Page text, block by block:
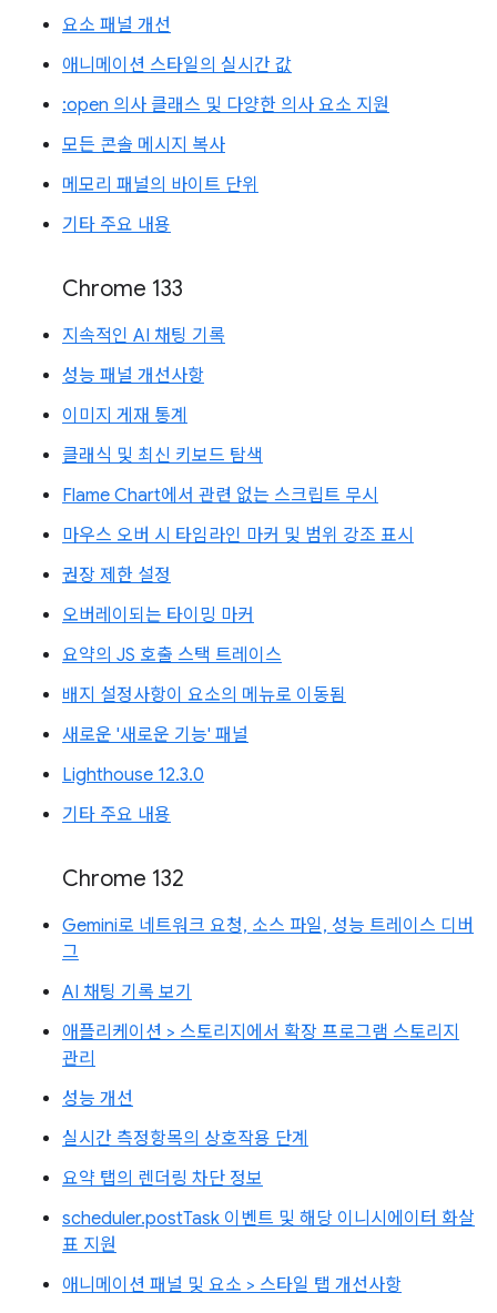
요소 패널 개선
애니메이션 스타일의 실시간 값
:open 의사 클래스 및 다양한 의사 요소 지원
모든 콘솔 메시지 복사
메모리 패널의 바이트 단위
기타 주요 내용
Chrome 133
지속적인 AI 채팅 기록
성능 패널 개선사항
이미지 게재 통계
클래식 및 최신 키보드 탐색
Flame Chart에서 관련 없는 스크립트 무시
마우스 오버 시 타임라인 마커 및 범위 강조 표시
권장 제한 설정
오버레이되는 타이밍 마커
요약의 JS 호출 스택 트레이스
배지 설정사항이 요소의 메뉴로 이동됨
새로운 '새로운 기능' 패널
Lighthouse 12.3.0
기타 주요 내용
Chrome 132
Gemini로 네트워크 요청, 소스 파일, 성능 트레이스 디버
그
AI 채팅 기록 보기
애플리케이션 > 스토리지에서 확장 프로그램 스토리지
관리
성능 개선
실시간 측정항목의 상호작용 단계
요약 탭의 렌더링 차단 정보
scheduler.postTask 이벤트 및 해당 이니시에이터 화살
표 지원
애니메이션 패널 및 요소 > 스타일 탭 개선사항